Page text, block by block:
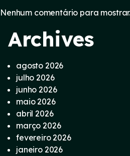
Nenhum comentário para mostrar.
Archives
agosto 2026
julho 2026
junho 2026
maio 2026
abril 2026
março 2026
fevereiro 2026
janeiro 2026